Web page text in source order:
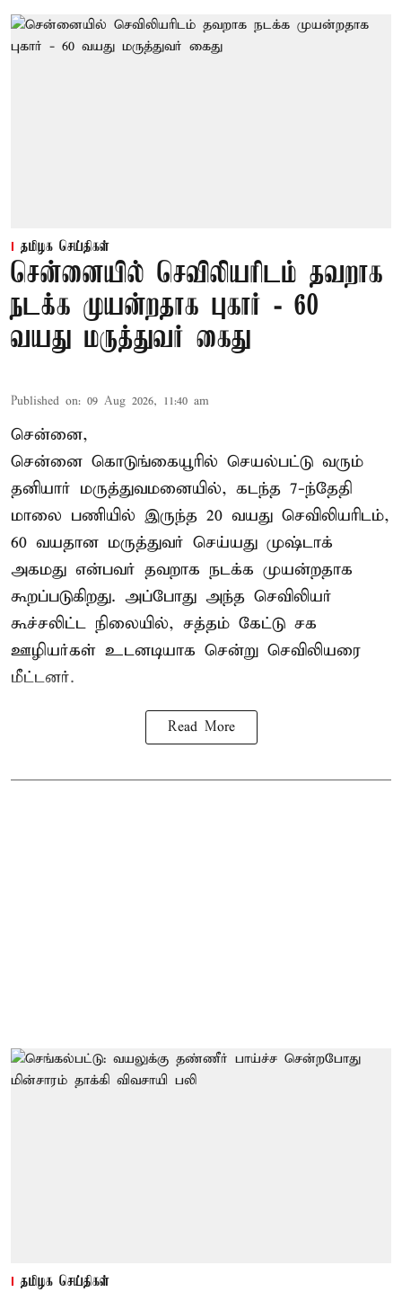
தமிழக செய்திகள்
சென்னையில் செவிலியரிடம் தவறாக
நடக்க முயன்றதாக புகார் - 60
வயது மருத்துவர் கைது
Published on: 09 Aug 2026, 11:40 am
சென்னை,
சென்னை கொடுங்கையூரில் செயல்பட்டு வரும்
தனியார் மருத்துவமனையில், கடந்த 7-ந்தேதி
மாலை பணியில் இருந்த 20 வயது செவிலியரிடம்,
60 வயதான மருத்துவர் செய்யது முஷ்டாக்
அகமது என்பவர் தவறாக நடக்க முயன்றதாக
கூறப்படுகிறது. அப்போது அந்த செவிலியர்
கூச்சலிட்ட நிலையில், சத்தம் கேட்டு சக
ஊழியர்கள் உடனடியாக சென்று செவிலியரை
மீட்டனர்.
Read More
தமிழக செய்திகள்